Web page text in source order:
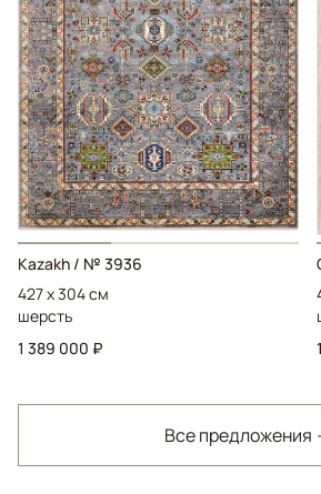
Kazakh / № 3936
427 x 304 см
шерсть
1 389 000 ₽
Все предложения